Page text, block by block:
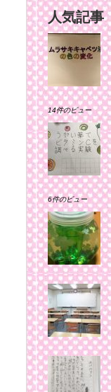
人気記事
14件のビュー
6件のビュー